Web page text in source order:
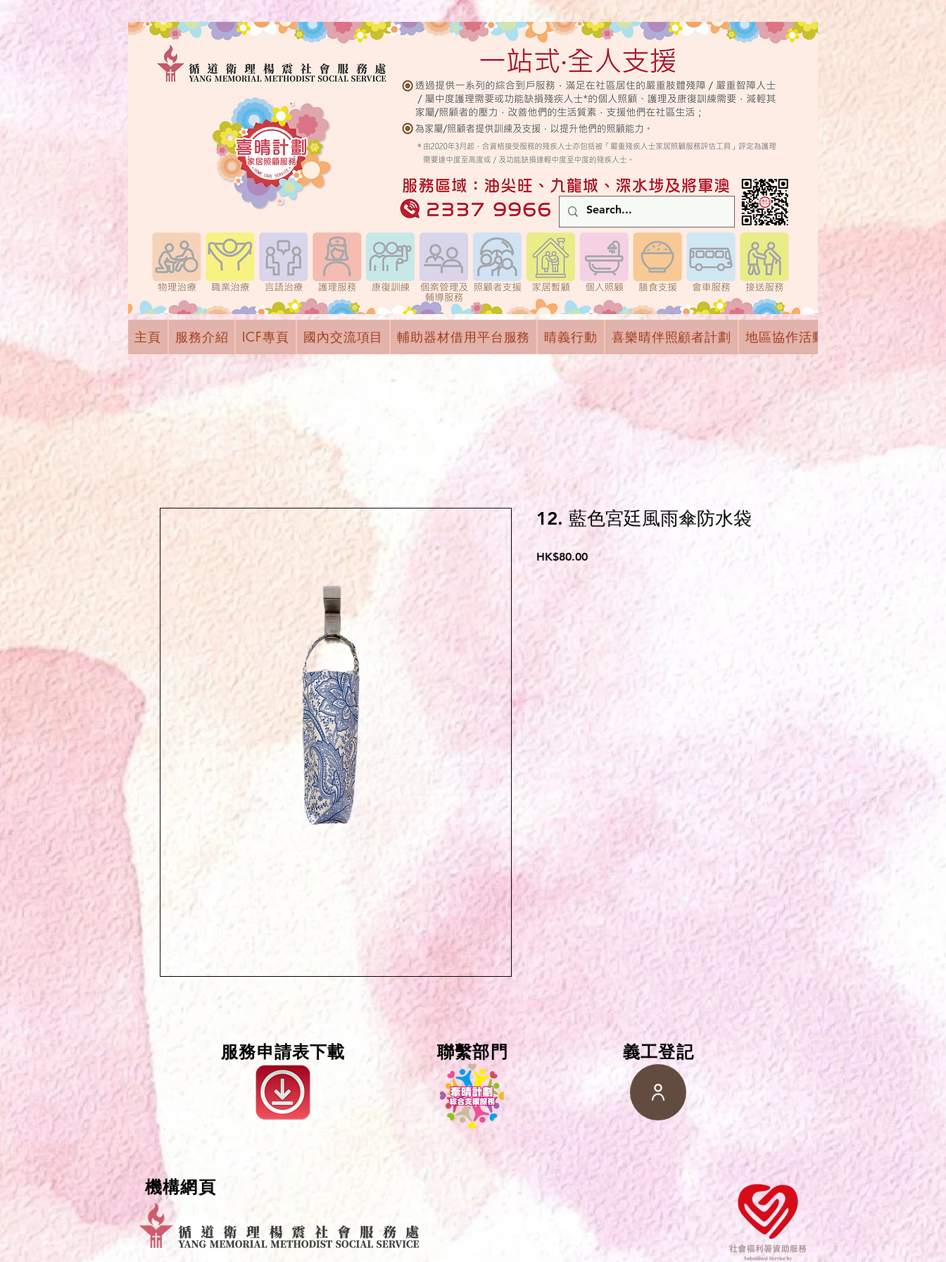
主頁 服務介紹 ICF專頁 國內交流項目 輔助器材借用平台服務 晴義行動 喜樂晴伴照顧者計劃 地區協作活動 機構活動 學術
12. 藍色宮廷風雨傘防水袋
HK$80.00價
服務申請表下載 聯繫部門
機構網頁
​義工登記